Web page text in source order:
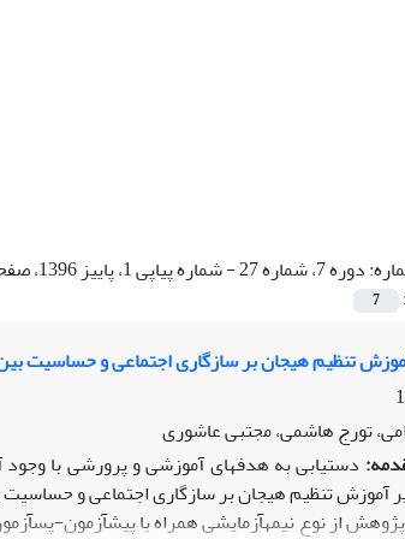
دوره 7، شماره 27 - شماره پیاپی 1، پاییز 1396، صفحه 1-121
7
تنظیم هیجان بر سازگاری اجتماعی و حساسیت
تورج هاشمی، مجتبی عاشوری
دستیابی به هدف­های آموزشی و پرورشی با
آموزش تنظیم هیجان بر سازگاری اجتماعی و حساسیت
از نوع نیمه­آزمایشی همراه با پیش­آزمون-